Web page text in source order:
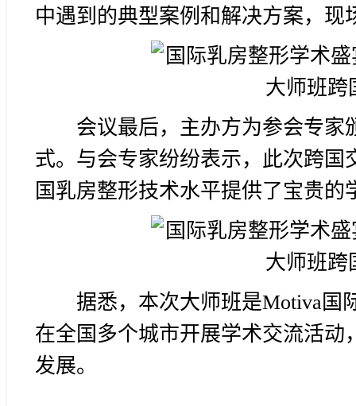
中遇到的典型案例和解决方案，现
会议最后，主办方为参会专家
式。与会专家纷纷表示，此次跨
国乳房整形技术水平提供了宝贵的
据悉，本次大师班是Motiva国
在全国多个城市开展学术交流活
发展。